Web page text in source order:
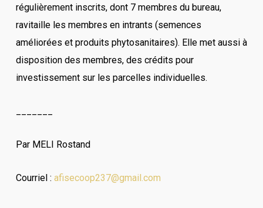
régulièrement inscrits, dont 7 membres du bureau,
ravitaille les membres en intrants (semences
améliorées et produits phytosanitaires). Elle met aussi à
disposition des membres, des crédits pour
investissement sur les parcelles individuelles.
Par MELI Rostand
Courriel : afisecoop237@gmail.com